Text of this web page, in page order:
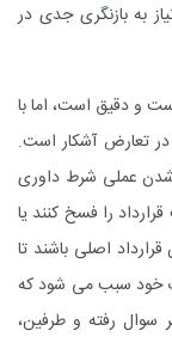
به بازنگری جدی در
و دقیق است، اما با
در تعارض آشکار است.
شدن عملی شرط داوری
را فسخ کنند یا
اصلی باشند تا
خود سبب می شود که
سوال رفته و طرفین،